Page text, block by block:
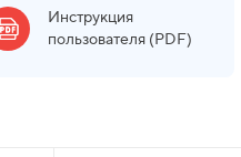
Инструкция
пользователя (PDF)